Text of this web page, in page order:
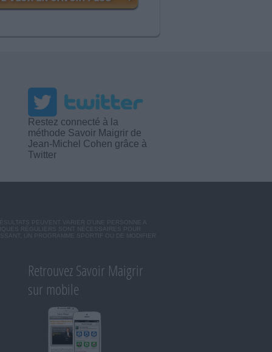
Restez connecté à la
méthode Savoir Maigrir de
Jean-Michel Cohen grâce à
Twitter
PEUVENT VARIER D'UNE PERSONNE A
RÉGULIERS SONT NÉCESSAIRES POUR
UN PROGRAMME SPORTIF OU DE MODIFIER
Retrouvez Savoir Maigrir
sur mobile